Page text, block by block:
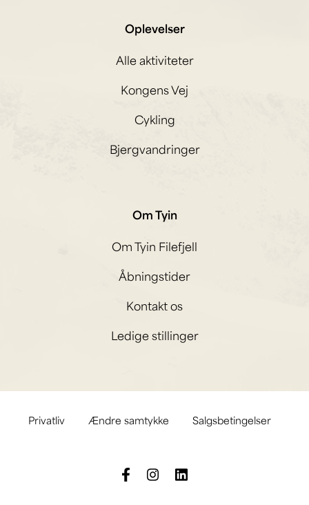
Oplevelser
Alle aktiviteter
Kongens Vej
Cykling
Bjergvandringer
Om Tyin
Om Tyin Filefjell
Åbningstider
Kontakt os
Ledige stillinger
Privatliv Ændre samtykke Salgsbetingelser